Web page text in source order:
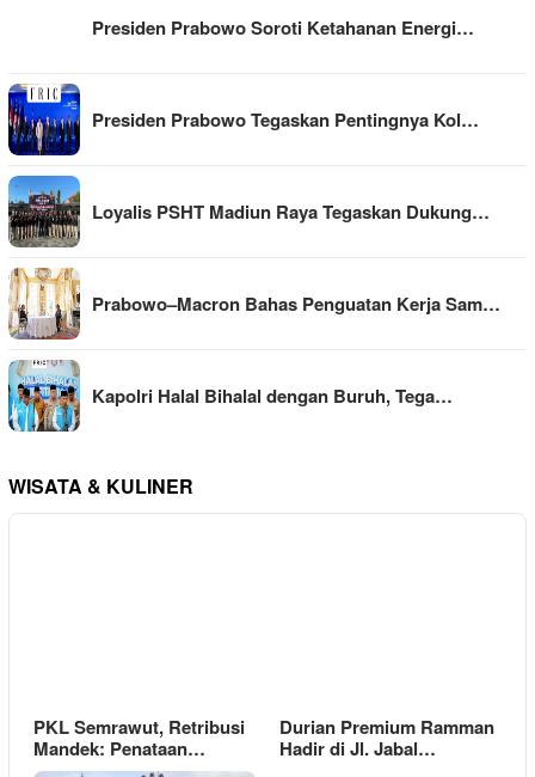
Presiden Prabowo Soroti Ketahanan Energi…
Presiden Prabowo Tegaskan Pentingnya Kol…
Loyalis PSHT Madiun Raya Tegaskan Dukung…
Prabowo–Macron Bahas Penguatan Kerja Sam…
Kapolri Halal Bihalal dengan Buruh, Tega…
WISATA & KULINER
PKL Semrawut, Retribusi
Mandek: Penataan…
Durian Premium Ramman
Hadir di Jl. Jabal…